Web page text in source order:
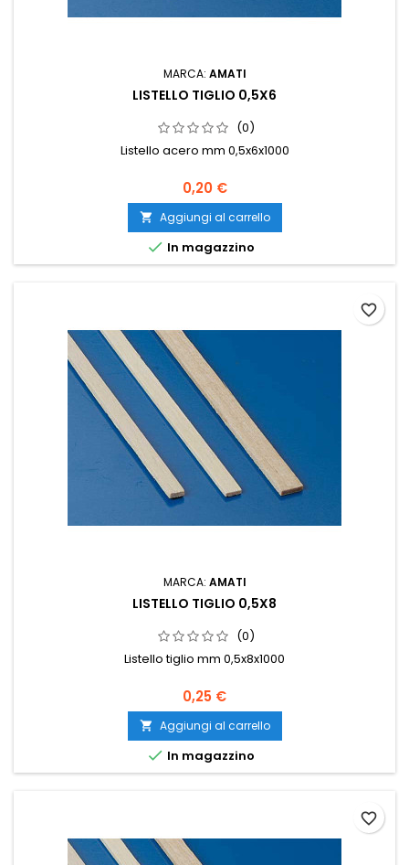
MARCA: AMATI
LISTELLO TIGLIO 0,5X6
(0)
Listello acero mm 0,5x6x1000
0,20 €
 Aggiungi al carrello
 In magazzino
MARCA: AMATI
LISTELLO TIGLIO 0,5X8
(0)
Listello tiglio mm 0,5x8x1000
0,25 €
 Aggiungi al carrello
 In magazzino
favorite_border
favorite_border